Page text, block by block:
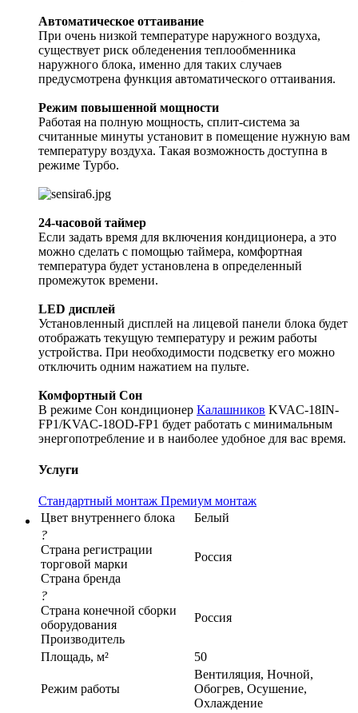
Автоматическое оттаивание
При очень низкой температуре наружного воздуха,
существует риск обледенения теплообменника
наружного блока, именно для таких случаев
предусмотрена функция автоматического оттаивания.
Режим повышенной мощности
Работая на полную мощность, сплит-система за
считанные минуты установит в помещение нужную вам
температуру воздуха. Такая возможность доступна в
режиме Турбо.
24-часовой таймер
Если задать время для включения кондиционера, а это
можно сделать с помощью таймера, комфортная
температура будет установлена в определенный
промежуток времени.
LED дисплей
Установленный дисплей на лицевой панели блока будет
отображать текущую температуру и режим работы
устройства. При необходимости подсветку его можно
отключить одним нажатием на пульте.
Комфортный Сон
В режиме Сон кондиционер Калашников KVAC-18IN-
FP1/KVAC-18OD-FP1 будет работать с минимальным
энергопотребление и в наиболее удобное для вас время.
Услуги
Стандартный монтаж Премиум монтаж
Цвет внутреннего блока
Белый
?
Страна регистрации
торговой марки
Страна бренда
Россия
?
Страна конечной сборки
оборудования
Производитель
Россия
Площадь, м² 50
Режим работы
Вентиляция, Ночной,
Обогрев, Осушение,
Охлаждение